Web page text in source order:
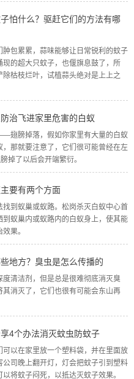
怕什么？驱赶它们的方法有哪
包累累，蒜味能够让日常锐利的蚊子
的超大只蚊子，也偃旗息鼓了，所
除枯枝烂叶，试植蒜头绝对是上上之
治飞进家里危害的白蚁
翅膀掉落，假如你家里有大量的白蚁
那就要注意了，它们很可能曾经在左
掉了以后会开端繁衍。
要有两个方面
到蚁巢或蚁路。松岗杀灭白蚁中心首
蚁巢内或蚁路内的白蚁身上，使其能
果。
地方？臭虫是怎么传播的
清洁剂，但是总是很难彻底消灭臭
消灭了，它们也很有可能会东山再
4个办法消灭蚊虫防蚊子
以在家里放一个塑料袋，并在里面放
司晚上翻开灯，灯会把蚊子引到塑料
将蚊子闷死，以抵达灭蚊子效果。